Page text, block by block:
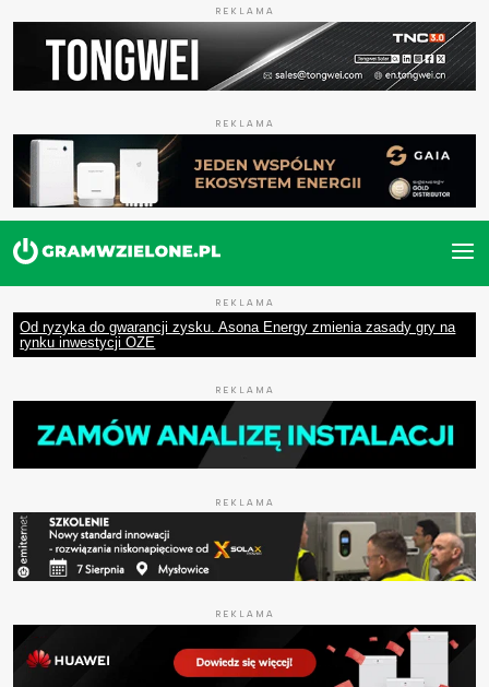
REKLAMA
REKLAMA
REKLAMA
Od ryzyka do gwarancji zysku. Asona Energy zmienia zasady gry na
rynku inwestycji OZE
REKLAMA
REKLAMA
REKLAMA